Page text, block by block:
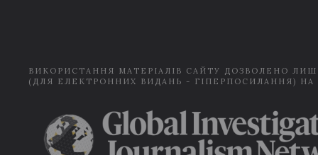
ВИКОРИСТАННЯ МАТЕРІАЛІВ САЙТУ ДОЗВОЛЕНО
(ДЛЯ ЕЛЕКТРОННИХ ВИДАНЬ - ГІПЕРПОСИЛАННЯ) НА